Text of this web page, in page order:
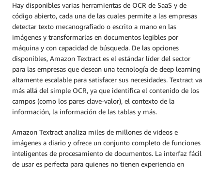
Hay disponibles varias herramientas de OCR de SaaS y de
código abierto, cada una de las cuales permite a las empresas
detectar texto mecanografiado o escrito a mano en las
imágenes y transformarlas en documentos legibles por
máquina y con capacidad de búsqueda. De las opciones
disponibles, Amazon Textract es el estándar líder del sector
para las empresas que desean una tecnología de deep learning
altamente escalable para satisfacer sus necesidades. Textract va
más allá del simple OCR, ya que identifica el contenido de los
campos (como los pares clave-valor), el contexto de la
información, la información de las tablas y más.
Amazon Textract analiza miles de millones de videos e
imágenes a diario y ofrece un conjunto completo de funciones
inteligentes de procesamiento de documentos. La interfaz fácil
de usar es perfecta para quienes no tienen experiencia en